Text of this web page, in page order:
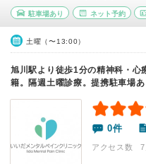
駐車場あり ネット予約
土曜（〜13:00）
旭川駅より徒歩1分の精神科・心
籍。隔週土曜診療。提携駐車場あ
0件
アクセス数 7